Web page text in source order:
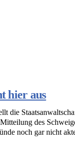
hier aus
die
des
noch gar nicht